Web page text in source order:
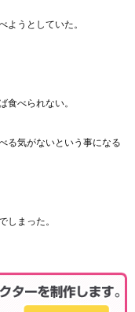
ようとしていた。
食べられない。
る気がないという事になる
しまった。